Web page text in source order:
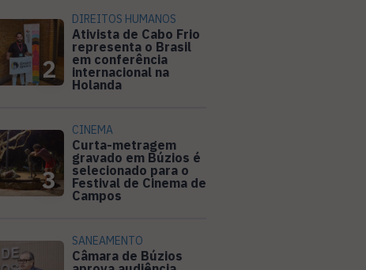
2
DIREITOS HUMANOS
Ativista de Cabo Frio
representa o Brasil
em conferência
internacional na
Holanda
3
CINEMA
Curta-metragem
gravado em Búzios é
selecionado para o
Festival de Cinema de
Campos
SANEAMENTO
Câmara de Búzios